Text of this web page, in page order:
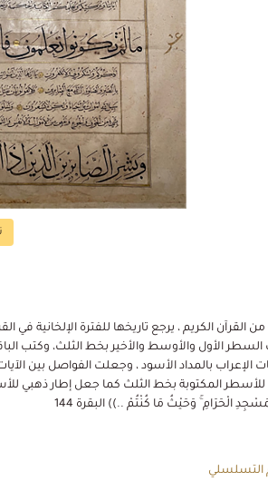
الأول والأوسط والأخير بخط الثلث، وكتب
الإعراب بالمداد الأسود ، وجعلت الفواصل بين
المكتوبة بخط الثلث كما جعل إطار ذهبي
الْحَرَامِ ۚ وَحَيْثُ مَا كُنْتُمْ ..)) البقرة 144
التسلسلي